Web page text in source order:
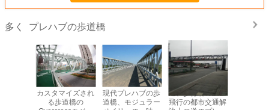
多く プレハブの歩道橋
カスタマイズされ
る歩道橋の
現代プレハブの歩
道橋、モジュラー
道、歩行者の上空
飛行の都市交通解